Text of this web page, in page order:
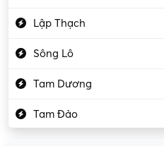
Kiểm soát chất lượng
Lập Thạch
Sông Lô
Tam Dương
Tam Đảo